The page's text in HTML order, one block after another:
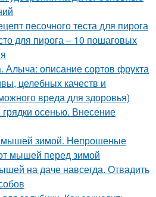
песочного теста для пирога
для пирога – 10 пошаговых
Алыча: описание сортов фрукта
целебных качеств и
вреда для здоровья)
осенью. Внесение
мышей зимой. Непрошеные
мышей перед зимой
на даче навсегда. Отвадить